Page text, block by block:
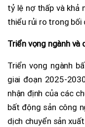
tỷ lệ nợ thấp và khả
thiểu rủi ro trong bối
Triển vọng ngành và
Triển vọng ngành
giai đoạn 2025-
nhận định của các
bất động sản công
dịch chuyển sản